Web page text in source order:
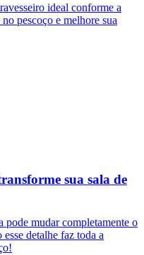
ideal conforme a
pescoço e melhore sua
sua sala de
pode mudar completamente o
detalhe faz toda a